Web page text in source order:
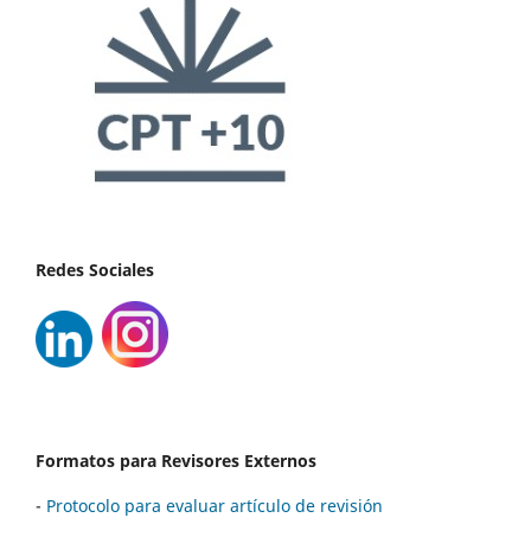
Redes Sociales
Formatos para Revisores Externos
- Protocolo para evaluar artículo de revisión